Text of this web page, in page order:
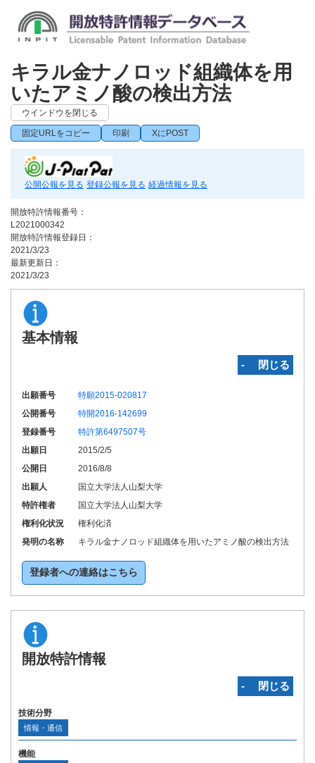
キラル金ナノロッド組織体を用
いたアミノ酸の検出方法
ウインドウを閉じる
固定URLをコピー 印刷 XにPOST
公開公報を見る 登録公報を見る 経過情報を見る
開放特許情報番号：
L2021000342
開放特許情報登録日：
2021/3/23
最新更新日：
2021/3/23
基本情報
‐ 閉じる
出願番号
特願2015-020817
公開番号
特開2016-142699
登録番号
特許第6497507号
出願日
2015/2/5
公開日
2016/8/8
出願人
国立大学法人山梨大学
特許権者
国立大学法人山梨大学
権利化状況
権利化済
発明の名称
キラル金ナノロッド組織体を用いたアミノ酸の検出方法
登録者への連絡はこちら
開放特許情報
‐ 閉じる
技術分野
情報・通信
機能